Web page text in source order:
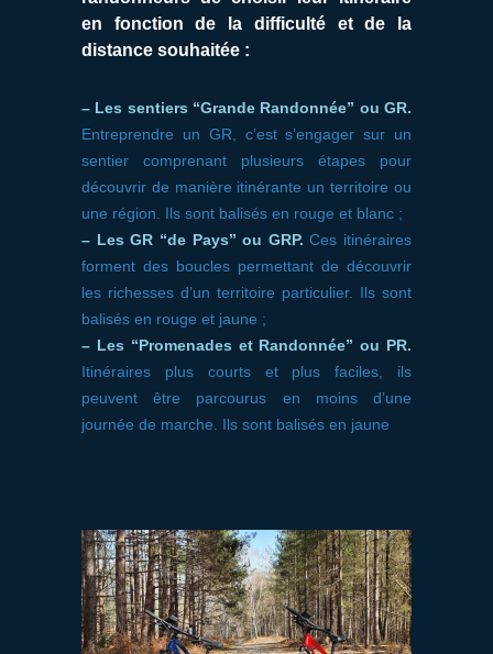
en fonction de la difficulté et de la
distance souhaitée :
– Les sentiers “Grande Randonnée” ou GR.
Entreprendre un GR, c’est s’engager sur un
sentier comprenant plusieurs étapes pour
découvrir de manière itinérante un territoire ou
une région. Ils sont balisés en rouge et blanc ;
– Les GR “de Pays” ou GRP. Ces itinéraires
forment des boucles permettant de découvrir
les richesses d’un territoire particulier. Ils sont
balisés en rouge et jaune ;
– Les “Promenades et Randonnée” ou PR.
Itinéraires plus courts et plus faciles, ils
peuvent être parcourus en moins d’une
journée de marche. Ils sont balisés en jaune